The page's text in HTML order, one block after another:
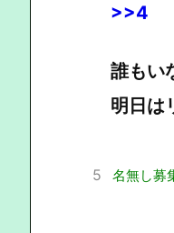
>>4
誰もい
明日は
5 名無し募